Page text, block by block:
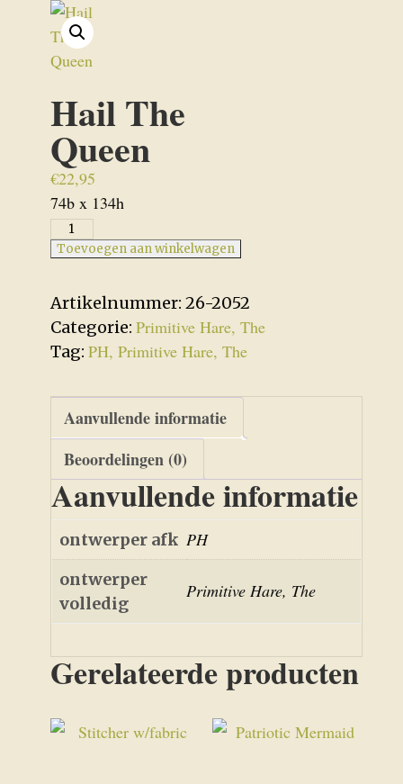
Hail The
Queen
€22,95
74b x 134h
Hail
The
aantal
Toevoegen aan winkelwagen
Artikelnummer: 26-2052
Categorie: Primitive Hare, The
Tag: PH, Primitive Hare, The
Aanvullende informatie
Beoordelingen (0)
Aanvullende informatie
ontwerper afk PH
ontwerper
volledig
Primitive Hare, The
Gerelateerde producten